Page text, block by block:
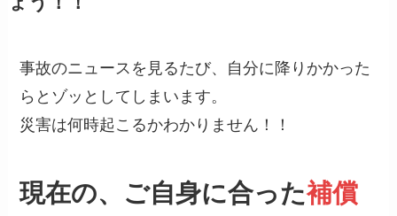
事故のニュースを見るたび、自分に降りかかった
らとゾッとしてしまいます。
災害は何時起こるかわかりません！！
現在の、ご自身に合った補償